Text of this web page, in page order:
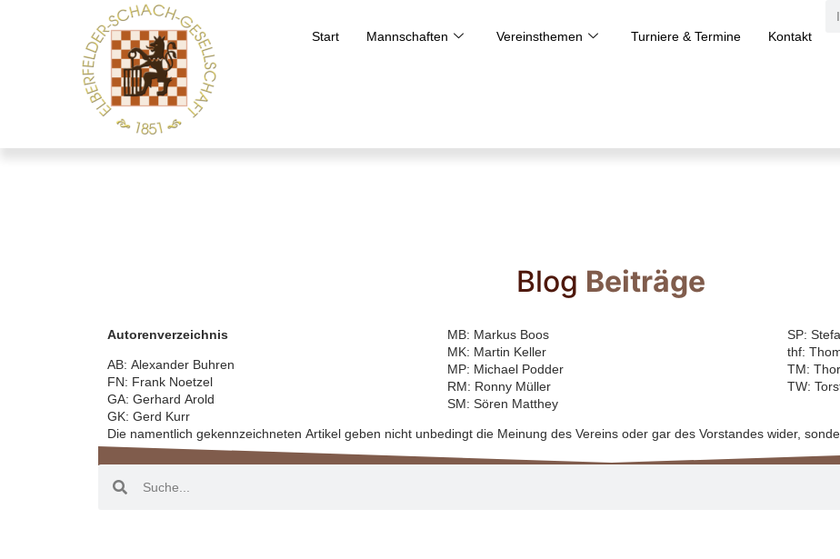
Start Mannschaften Vereinsthemen Turniere & Termine Kontakt
Blog Beiträge
Autorenverzeichnis
AB: Alexander Buhren
FN: Frank Noetzel
GA: Gerhard Arold
GK: Gerd Kurr
MB: Markus Boos
MK: Martin Keller
MP: Michael Podder
RM: Ronny Müller
SM: Sören Matthey
SP:
thf:
TM:
TW:
Die namentlich gekennzeichneten Artikel geben nicht unbedingt die Meinung des Vereins oder gar des Vorstandes wider,